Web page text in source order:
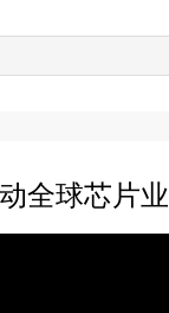
全球芯片业